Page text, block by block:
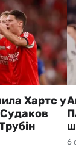
Хартс у
Судаков
6